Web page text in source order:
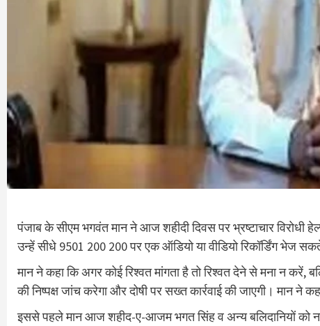
पंजाब के सीएम भगवंत मान ने आज शहीदी दिवस पर भ्रष्टाचार
उन्हें सीधे 9501 200 200 पर एक ऑडियो या वीडियो रिकॉर्डिंग भेज
मान ने कहा कि अगर कोई रिश्वत मांगता है तो रिश्वत देने से मना न
की ​निष्पक्ष जांच करेगा और दोषी पर सख्त कार्रवाई की जाएगी। मान ने
इससे पहले मान आज शहीद-ए-आजम भगत सिंह व अन्य बलिदानियों को